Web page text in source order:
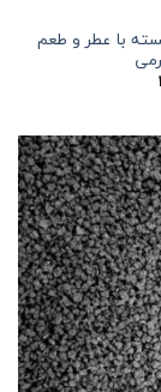
با عطر و طعم